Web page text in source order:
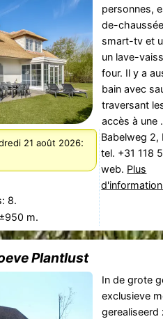
personnes,
de-
smart-tv et
un lave-
four. Il y a
bain avec
traversant
accès à une
21 août 2026:
8.
m.
Babelweg 2,
tel. +31 118
web. Plus
Plantlust
In de grote
exclusieve
gerealiseerd